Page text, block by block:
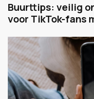
Buurttips: veilig
voor TikTok-fans